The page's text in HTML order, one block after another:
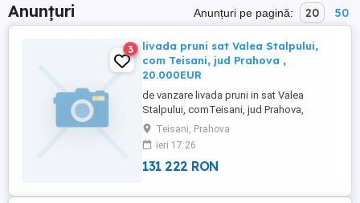
Anunțuri Anunțuri pe pagină: 20 50
3
livada pruni sat Valea Stalpului,
com Teisani, jud Prahova ,
20.000EUR
de vanzare livada pruni in sat Valea
Stalpului, comTeisani, jud Prahova,
extravilan, suprafata de 2.500mp ,
deschidere 12,5 m. Iesire la strada
"Drumul nemtilor" , foarte aproape de
case, pret 8 eur mp, negociabil
Teisani, Prahova
ieri 17:26
131 222 RON